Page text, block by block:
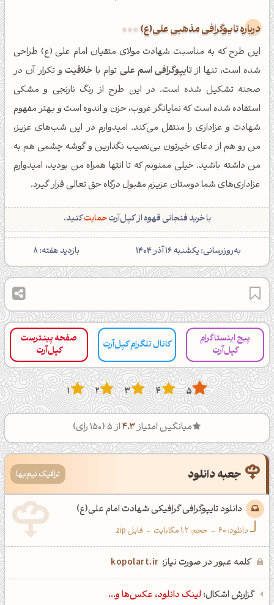
درباره تایوگرافی مذهبی علی(ع)
این طرح که به مناسبت شهادت مولای متقیان امام علی (ع) طراحی
شده است، تنها ازتایپوگرافی اسم علی توام با خلاقیت و تکرار آن در
صحنه تشکیل شده است. در این طرح از رنگ نارنجی و مشکی
استفاده شده است که نمایانگر غروب، حزن و اندوه است و بهتر مفهوم
شهادت و عزاداری را منتقل می‌کند. امیدوارم در این شب‌های عزیز،
من رو هم از دعای خیرتون بی‌نصیب نگذارین و گوشه چشمی هم به
من داشته باشید. خیلی ممنونم که تا انتها همراه من بودید، امیدوارم
عزاداری‌های شما دوستان عزیزم مقبول درگاه حق تعالی قرار گیرد.
با خرید فنجانی قهوه از کپل‌آرتحمایتکنید.
‌به‌روزرسانی: یکشنبه 16 آذر 1404 بازدید هفته: 8
پیج اینستاگرام
کپل‌آرت
کانال تلگرام کپل‌آرت
صفحه پینترست
کپل‌آرت
5
4
3
2
1
میانگین امتیاز4.3از 5 ( 150رای)
جعبه دانلود ترافیک نیم‌بها
دانلود تایپوگرافی گرافیکی شهادت امام علی(ع)
دانلود:60
- حجم: 1.2 مگابایت - فایل zip
کلمه عبور در صورت نیاز: kopolart.ir
گزارش اشکال: لینک دانلود، عکس‌ها و...
شبت بخیر❤️
کپل‌آرت رو دنبال کن!
کانال تلگرام اینستاگرام
کانال ایــتا
اَپ اندروید اَپ ویندوز